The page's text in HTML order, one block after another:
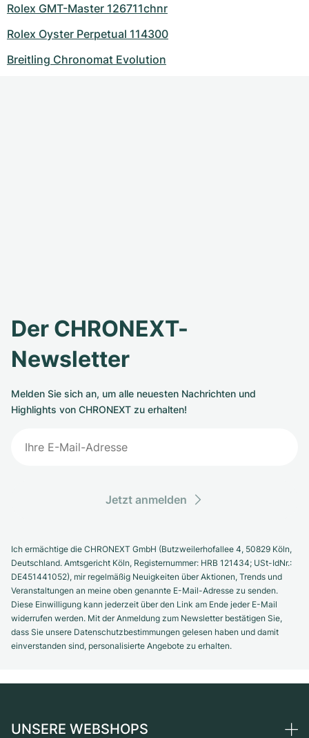
Rolex GMT-Master 126711chnr
Rolex Oyster Perpetual 114300
Breitling Chronomat Evolution
Der CHRONEXT-
Newsletter
Melden Sie sich an, um alle neuesten Nachrichten und
Highlights von CHRONEXT zu erhalten!
Jetzt anmelden
Ich ermächtige die CHRONEXT GmbH (Butzweilerhofallee 4, 50829 Köln,
Deutschland. Amtsgericht Köln, Registernummer: HRB 121434; USt-IdNr.:
DE451441052), mir regelmäßig Neuigkeiten über Aktionen, Trends und
Veranstaltungen an meine oben genannte E-Mail-Adresse zu senden.
Diese Einwilligung kann jederzeit über den Link am Ende jeder E-Mail
widerrufen werden. Mit der Anmeldung zum Newsletter bestätigen Sie,
dass Sie unsere Datenschutzbestimmungen gelesen haben und damit
einverstanden sind, personalisierte Angebote zu erhalten.
UNSERE WEBSHOPS